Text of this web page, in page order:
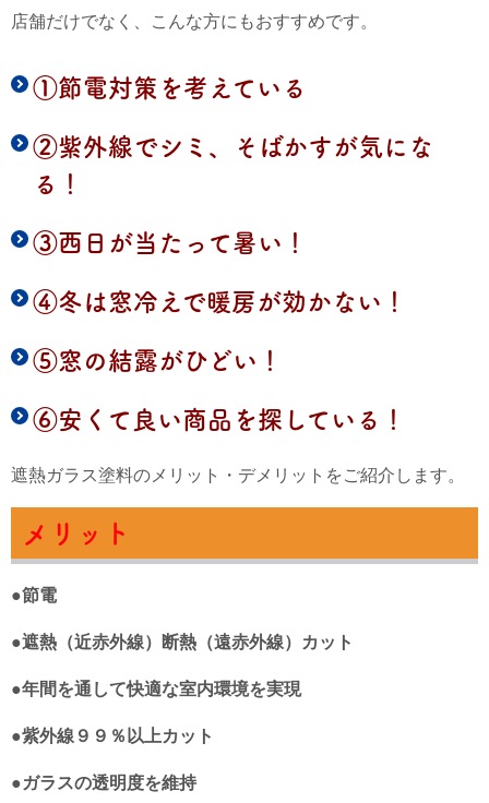
店舗だけでなく、こんな方にもおすすめです。
①節電対策を考えている
②紫外線でシミ、そばかすが気にな
る！
③西日が当たって暑い！
④冬は窓冷えで暖房が効かない！
⑤窓の結露がひどい！
⑥安くて良い商品を探している！
遮熱ガラス塗料のメリット・デメリットをご紹介します。
メリット
●節電
●遮熱（近赤外線）断熱（遠赤外線）カット
●年間を通して快適な室内環境を実現
●紫外線９９％以上カット
●ガラスの透明度を維持